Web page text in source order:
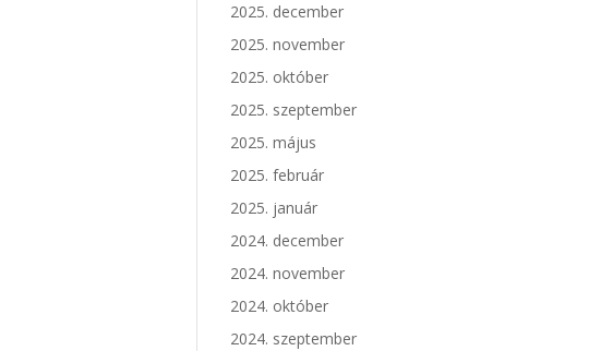
2025. december
2025. november
2025. október
2025. szeptember
2025. május
2025. február
2025. január
2024. december
2024. november
2024. október
2024. szeptember